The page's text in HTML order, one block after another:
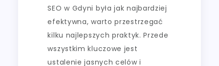
SEO w Gdyni była jak najbardziej
efektywna, warto przestrzegać
kilku najlepszych praktyk. Przede
wszystkim kluczowe jest
ustalenie jasnych celów i